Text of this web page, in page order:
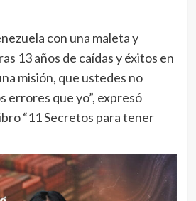
con una maleta y
13 años de caídas y éxitos en
misión, que ustedes no
errores que yo”, expresó
“11 Secretos para tener